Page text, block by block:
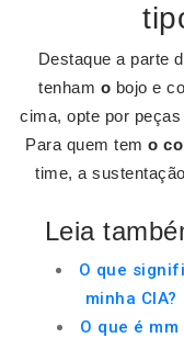
Destaque a parte
tenham o bojo e
cima, opte por
Para quem temo
time, a
Leia
O que
minha CIA?
O que é mm